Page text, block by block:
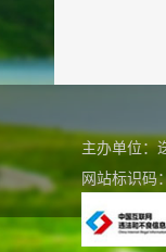
主办单位：
网站标识码